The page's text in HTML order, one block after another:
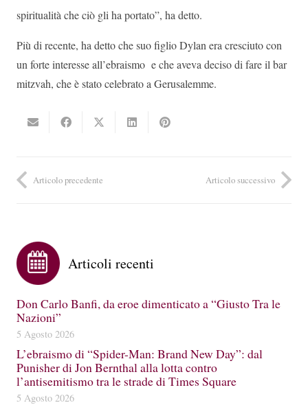
spiritualità che ciò gli ha portato”, ha detto.
Più di recente, ha detto che suo figlio Dylan era cresciuto con
un forte interesse all’ebraismo e che aveva deciso di fare il bar
mitzvah, che è stato celebrato a Gerusalemme.
Articolo precedente Articolo successivo
Articoli recenti
Don Carlo Banfi, da eroe dimenticato a “Giusto Tra le
Nazioni”
5 Agosto 2026
L’ebraismo di “Spider-Man: Brand New Day”: dal
Punisher di Jon Bernthal alla lotta contro
l’antisemitismo tra le strade di Times Square
5 Agosto 2026